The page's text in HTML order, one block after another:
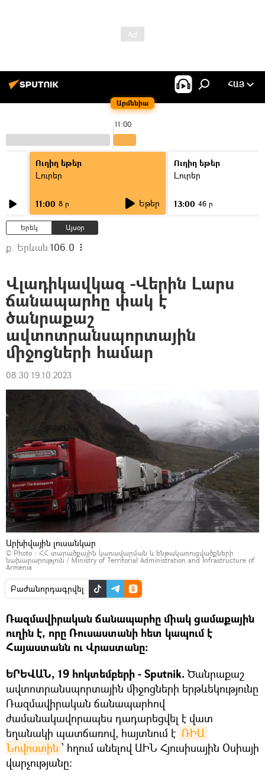
Արմենիա
ՀԱՅ
11:00
Ուղիղ եթեր
Լուրեր
11:00 8 ր Եթեր
Ուղիղ եթեր
Լուրեր
13:00 46 ր
Երեկ Այսօր
ք. Երևան 106.0
Վլադիկավկազ -Վերին Լարս
ճանապարհը փակ է
ծանրաքաշ
ավտոտրանսպորտային
միջոցների համար
08:30 19.10.2023
Արխիվային լուսանկար
© Photo : ՀՀ տարածքային կառավարման և ենթակառուցվածքների
նախարարություն / Ministry of Territorial Administration and Infrastructure of
Armenia
Բաժանորդագրվել
Ռազմավիրական ճանապարհը միակ ցամաքային
ուղին է, որը Ռուսաստանի հետ կապում է
Հայաստանն ու Վրաստանը:
ԵՐԵՎԱՆ, 19 հոկտեմբերի - Sputnik. Ծանրաքաշ
ավտոտրանսպորտային միջոցների երթևեկությունը
Ռազմավիրական ճանապարհով
ժամանակավորապես դադարեցվել է վատ
եղանակի պատճառով, հայտնում է ՌԻԱ
Նովոստին ՝ հղում անելով ԱԻՆ Հյուսիսային Օսիայի
վարչությանը: